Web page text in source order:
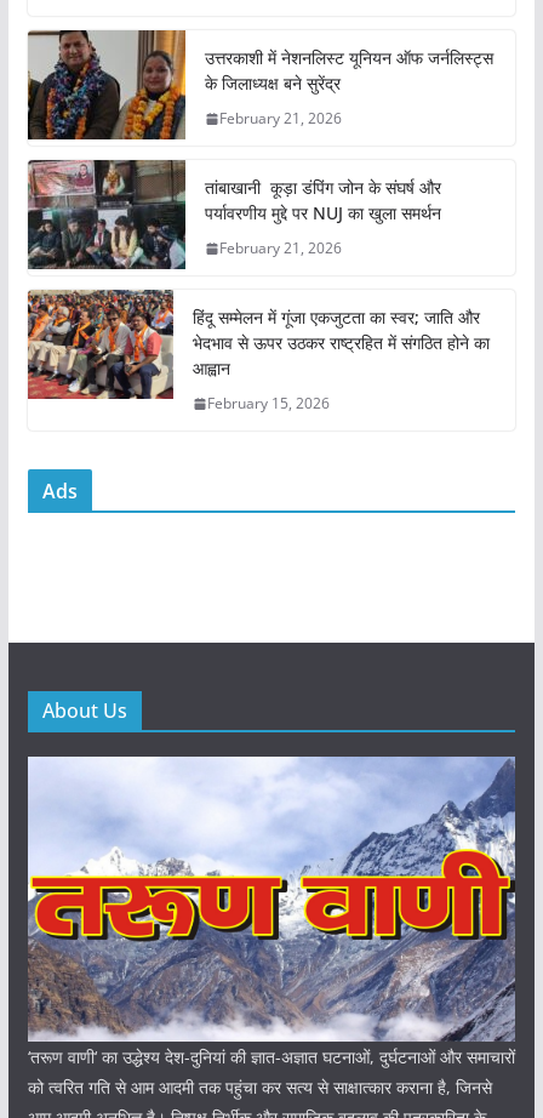
c
e
b
o
o
k
itt
er s
A
p
e
उत्तरकाशी में नेशनलिस्ट यूनियन ऑफ जर्नलिस्ट्स
के जिलाध्यक्ष बने सुरेंद्र
February 21, 2026
तांबाखानी कूड़ा डंपिंग जोन के संघर्ष और
पर्यावरणीय मुद्दे पर NUJ का खुला समर्थन
February 21, 2026
हिंदू सम्मेलन में गूंजा एकजुटता का स्वर; जाति और
भेदभाव से ऊपर उठकर राष्ट्रहित में संगठित होने का
आह्वान
February 15, 2026
Ads
About Us
‘तरूण वाणी‘ का उद्धेश्य देश-दुनियां की ज्ञात-अज्ञात घटनाओं, दुर्घटनाओं और समाचारों
को त्वरित गति से आम आदमी तक पहुंचा कर सत्य से साक्षात्कार कराना है, जिनसे